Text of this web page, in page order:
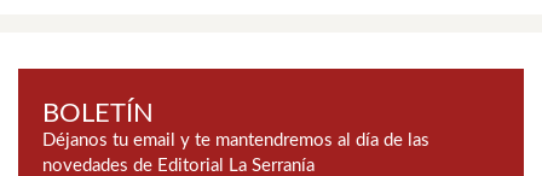
BOLETÍN
Déjanos tu email y te mantendremos al día de las
novedades de Editorial La Serranía